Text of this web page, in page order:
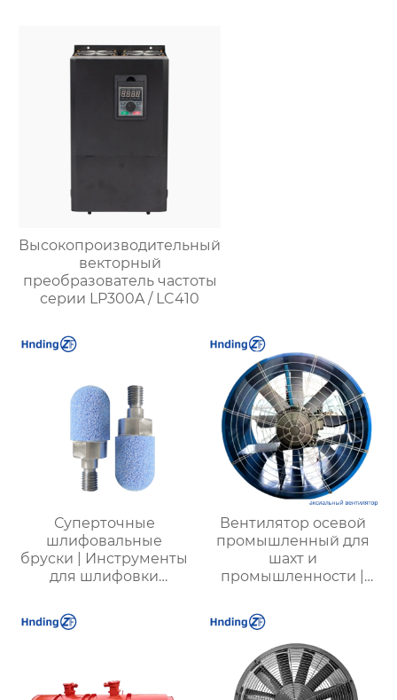
Высокопроизводительный
векторный
преобразователь частоты
серии LP300A / LC410
Суперточные
шлифовальные
бруски | Инструменты
для шлифовки
подшипников с
высокой точностью |
полировки
Вентилятор осевой
промышленный для
шахт и
промышленности |
эффективность и
надежность